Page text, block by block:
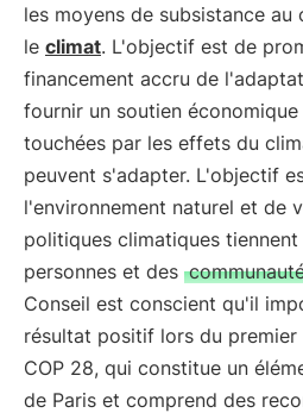
les moyens de subsistance
le climat. L'objectif est de
financement accru de
fournir un soutien
touchées par les effets du
peuvent s'adapter. L'objectif
l'environnement naturel et de
politiques climatiques
personnes et des
Conseil est conscient qu'il
résultat positif lors du premier
COP 28, qui constitue un
de Paris et comprend des